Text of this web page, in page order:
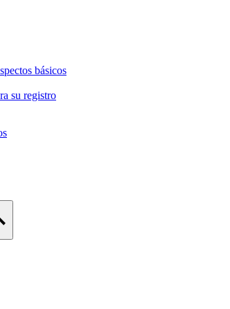
básicos
su registro